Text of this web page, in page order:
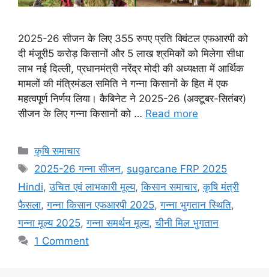
2025-26 सीजन के लिए 355 रुपए प्रति क्विंटल एफआरपी को
दी मंजूरी5 करोड़ किसानों और 5 लाख श्रमिकों को मिलेगा सीधा
लाभ नई दिल्ली, प्रधानमंत्री नरेंद्र मोदी की अध्यक्षता में आर्थिक
मामलों की मंत्रिमंडल समिति ने गन्ना किसानों के हित में एक
महत्वपूर्ण निर्णय लिया। कैबिनेट ने 2025-26 (अक्टूबर-सितंबर)
सीजन के लिए गन्ना किसानों को … Read more
कृषि समाचार
2025-26 गन्ना सीजन, sugarcane FRP 2025
Hindi,उचित एवं लाभकारी मूल्य,किसान समाचार,कृषि मंत्री
फैसला,गन्ना किसान एफआरपी 2025,गन्ना भुगतान स्थिति,
गन्ना मूल्य 2025,गन्ना समर्थन मूल्य,चीनी मिल भुगतान
1 Comment